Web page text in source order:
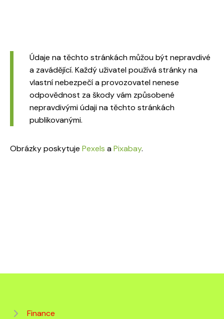
Údaje na těchto stránkách můžou být nepravdivé
a zavádějící. Každý uživatel používá stránky na
vlastní nebezpečí a provozovatel nenese
odpovědnost za škody vám způsobené
nepravdivými údaji na těchto stránkách
publikovanými.
Obrázky poskytuje Pexels aPixabay.
Finance